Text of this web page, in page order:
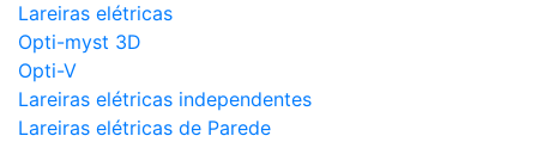
Lareiras elétricas
Opti-myst 3D
Opti-V
Lareiras elétricas independentes
Lareiras elétricas de Parede